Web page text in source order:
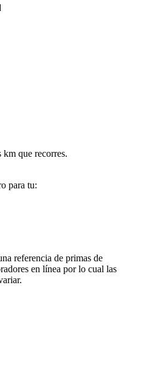
km que recorres.
para tu:
referencia de primas de
en línea por lo cual las